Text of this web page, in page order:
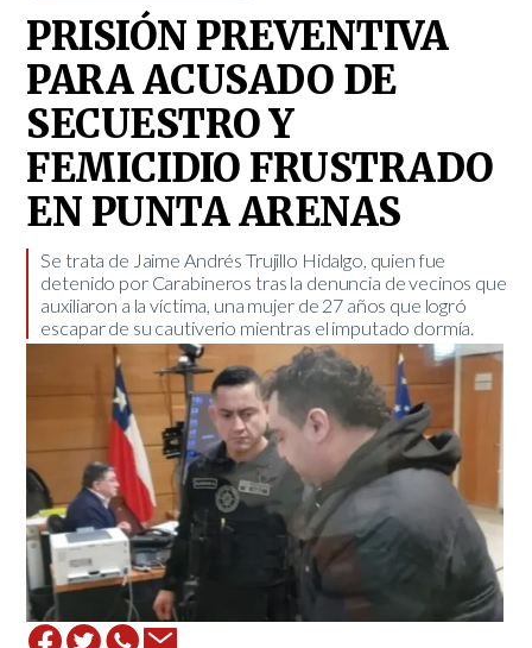
PRISIÓN PREVENTIVA
PARA ACUSADO DE
SECUESTRO Y
FEMICIDIO FRUSTRADO
EN PUNTA ARENAS
Se trata de Jaime Andrés Trujillo Hidalgo, quien fue
detenido por Carabineros tras la denuncia de vecinos que
auxiliaron a la víctima, una mujer de 27 años que logró
escapar de su cautiverio mientras el imputado dormía.